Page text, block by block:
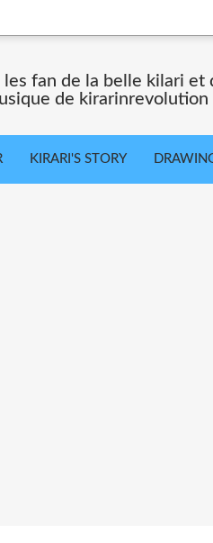
les fan de la belle kilari
de
KIRARI'S STORY